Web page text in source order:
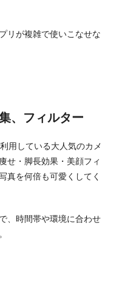
リが複雑で使いこなせな
、フィルター
用している大人気のカメ
せ・脚長効果・美顔フィ
真を何倍も可愛くしてく
、時間帯や環境に合わせ